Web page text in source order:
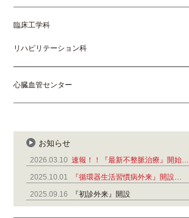
臨床工学科
リハビリテーション科
心臓血管センター
お知らせ
2026.03.10 速報！！『最新不整脈治療』開始…
2025.10.01
『循環器生活習慣病外来』開設…
2025.09.16
『初診外来』開設